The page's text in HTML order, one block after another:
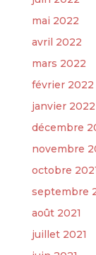
mai 2022
avril 2022
mars 2022
février 2022
janvier 2022
décembre
novembre
octobre
septembre
août 2021
juillet 2021